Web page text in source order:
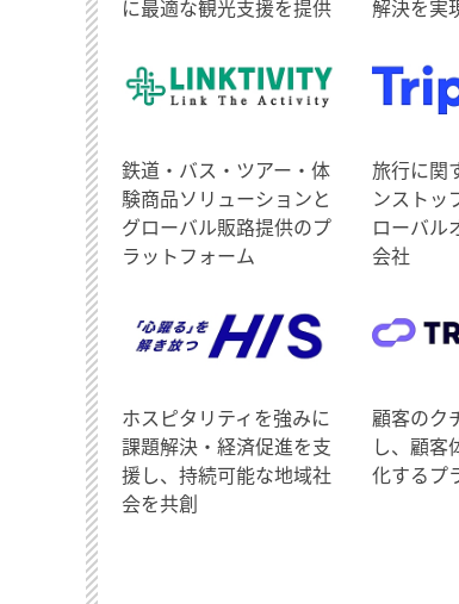
に最適な観光支援を提供
解決を実
鉄道・バス・ツアー・体
験商品ソリューションと
グローバル販路提供のプ
ラットフォーム
旅行に関
ンストッ
ローバル
会社
ホスピタリティを強みに
課題解決・経済促進を支
援し、持続可能な地域社
会を共創
顧客のク
し、顧客
化するプ